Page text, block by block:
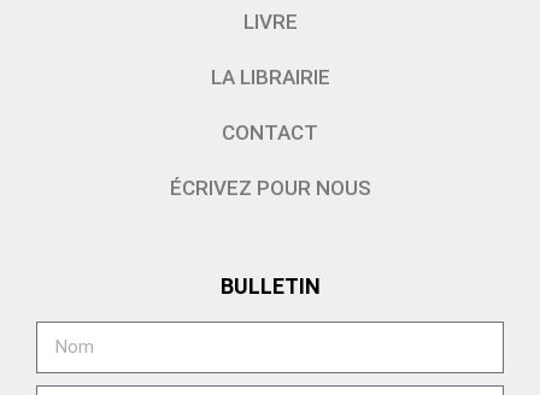
LIVRE
LA LIBRAIRIE
CONTACT
ÉCRIVEZ POUR NOUS
BULLETIN